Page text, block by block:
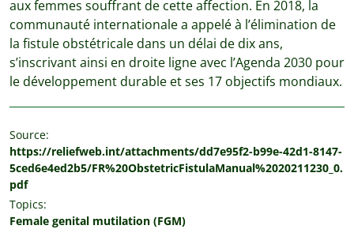
aux femmes souffrant de cette affection. En 2018, la
communauté internationale a appelé à l’élimination de
la fistule obstétricale dans un délai de dix ans,
s’inscrivant ainsi en droite ligne avec l’Agenda 2030 pour
le développement durable et ses 17 objectifs mondiaux.
Source:
https://reliefweb.int/attachments/dd7e95f2-b99e-42d1-8147-
5ced6e4ed2b5/FR%20ObstetricFistulaManual%2020211230_0.
pdf
Topics:
Female genital mutilation (FGM)